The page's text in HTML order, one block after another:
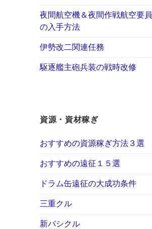
夜間航空機＆夜間作戦航空要員
の入手方法
伊勢改二関連任務
駆逐艦主砲兵装の戦時改修
資源・資材稼ぎ
おすすめの資源稼ぎ方法３選
おすすめの遠征１５選
ドラム缶遠征の大成功条件
三重クル
新バシクル